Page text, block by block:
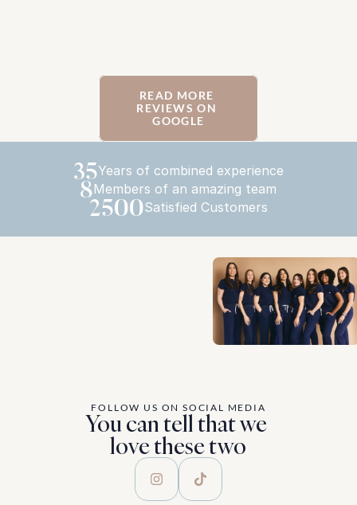
READ MORE
REVIEWS ON
GOOGLE
35Years of combined experience
8Members of an amazing team
2500Satisfied Customers
FOLLOW US ON SOCIAL MEDIA
You can tell that we
love these two